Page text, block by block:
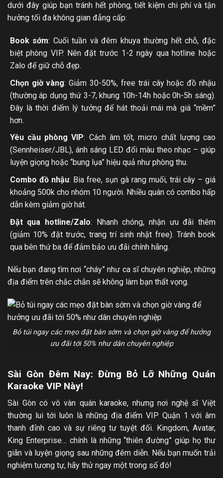
dưới đây giúp bạn tránh hết phòng, tiết kiệm chi phí và tận
hưởng tối đa không gian đẳng cấp:
Book sớm: Cuối tuần và đêm khuya thường hết chỗ, đặc
biệt phòng VIP. Nên đặt trước 1-2 ngày qua hotline hoặc
Zalo để giữ chỗ đẹp.
Chọn giờ vàng: Giảm 30-50%, free trái cây hoặc đồ nhậu
(thường áp dụng thứ 3-7, khung 10h-14h hoặc 0h-5h sáng).
Đây là thời điểm lý tưởng để hát thoải mái mà giá “mềm”
hơn.
Yêu cầu phòng VIP: Cách âm tốt, micro chất lượng cao
(Sennheiser/JBL), ánh sáng LED đổi màu theo nhạc – giúp
luyện giọng hoặc “bung lụa” hiệu quả như phòng thu.
Combo đồ nhậu: Bia free, sụn gà rang muối, trái cây – giá
khoảng 500k cho nhóm 10 người. Nhiều quán có combo hấp
dẫn kèm giảm giờ hát.
Đặt qua hotline/Zalo: Nhanh chóng, nhận ưu đãi thêm
(giảm 10% đặt trước, trang trí sinh nhật free). Tránh book
qua bên thứ ba để đảm bảo ưu đãi chính hãng.
Nếu bạn đang tìm nơi “cháy” như ca sĩ chuyên nghiệp, những
địa điểm trên chắc chắn sẽ không làm bạn thất vọng.
Bỏ túi ngay các mẹo đặt bàn sớm và chọn giờ vàng để hưởng
ưu đãi tới 50% như dân chuyên nghiệp
Sài Gòn Đêm Nay: Đừng Bỏ Lỡ Những Quán
Karaoke VIP Này!
Sài Gòn có vô vàn quán karaoke, nhưng nơi nghệ sĩ Việt
thường lui tới luôn là những địa điểm VIP Quận 1 với âm
thanh đỉnh cao và sự riêng tư tuyệt đối. Kingdom, Avatar,
King Enterprise… chính là những “thiên đường” giúp họ thư
giãn và luyện giọng sau những đêm diễn. Nếu bạn muốn trải
nghiệm tương tự, hãy thử ngay một trong số đó!